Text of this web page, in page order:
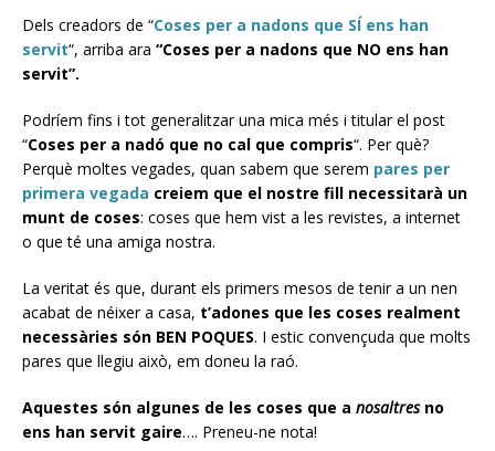
Dels creadors de “Coses per a nadons que SÍ ens han
servit“, arriba ara “Coses per a nadons que NO ens han
servit”.
Podríem fins i tot generalitzar una mica més i titular el post
“Coses per a nadó que no cal que compris“. Per què?
Perquè moltes vegades, quan sabem que serem pares per
primera vegada creiem que el nostre fill necessitarà un
munt de coses: coses que hem vist a les revistes, a internet
o que té una amiga nostra.
La veritat és que, durant els primers mesos de tenir a un nen
acabat de néixer a casa, t’adones que les coses realment
necessàries són BEN POQUES. I estic convençuda que molts
pares que llegiu això, em doneu la raó.
Aquestes són algunes de les coses que a nosaltresno
ens han servit gaire…. Preneu-ne nota!